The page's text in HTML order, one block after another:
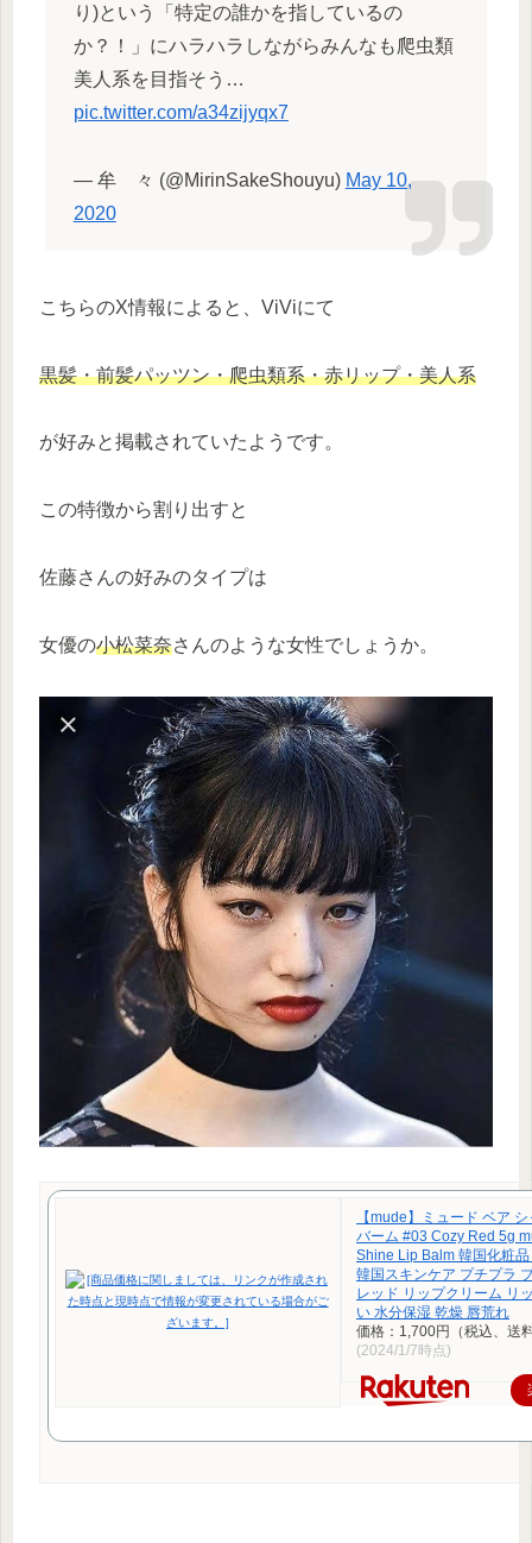
り)という「特定の誰かを指しているの
か？！」にハラハラしながらみんなも爬虫類
美人系を目指そう…
pic.twitter.com/a34zijyqx7
— 牟ゝ々 (@MirinSakeShouyu) May 10,
2020
こちらのX情報によると、ViViにて
黒髪・前髪パッツン・爬虫類系・赤リップ・美人系
が好みと掲載されていたようです。
この特徴から割り出すと
佐藤さんの好みのタイプは
女優の小松菜奈さんのような女性でしょうか。
【mude】ミュード ベア
バーム #03 Cozy Red 5g
Shine Lip Balm 韓国化粧
韓国スキンケア プチプラ
レッド リップクリーム リ
い 水分保湿 乾燥 唇荒れ
価格：1,700円（税込、送
(2024/1/7時点)